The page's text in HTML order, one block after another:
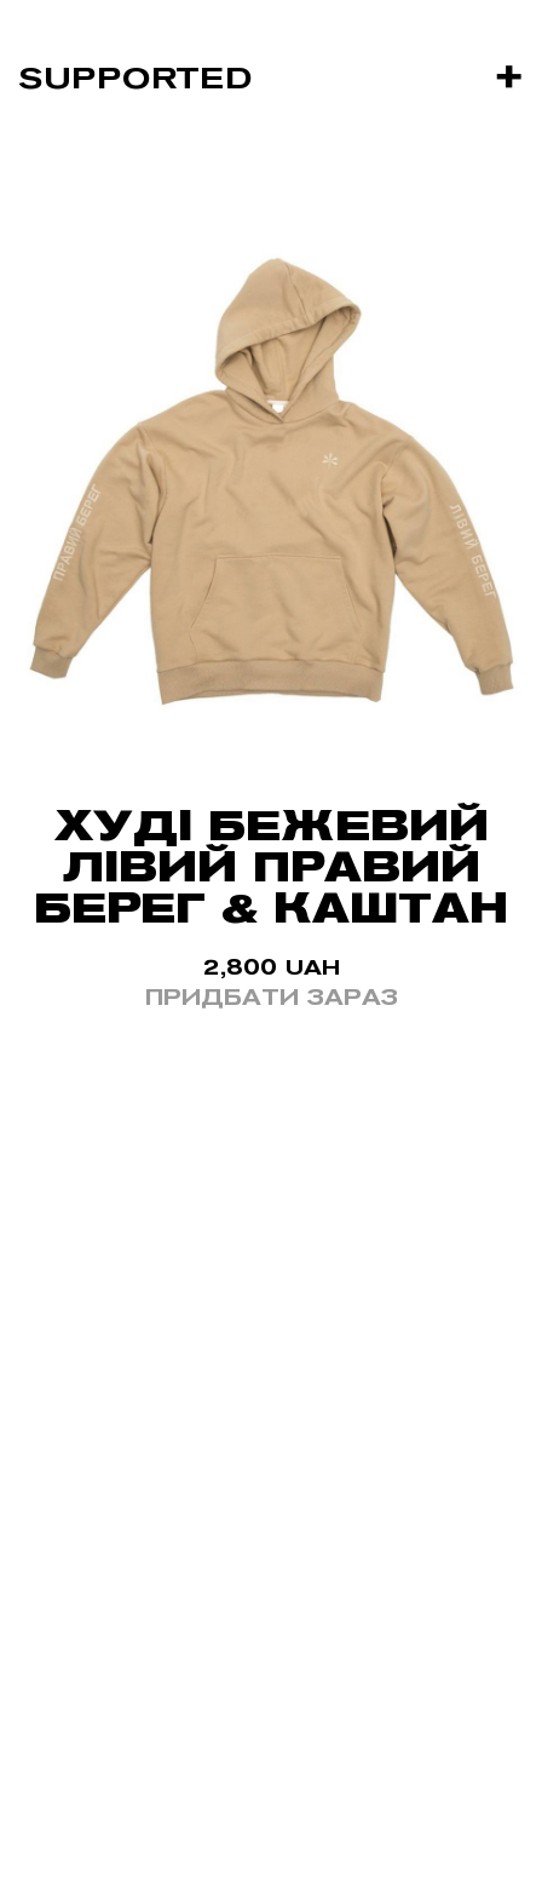
SUPPORTED
ХУДІ БЕЖЕВИЙ
ЛІВИЙ ПРАВИЙ
БЕРЕГ & КАШТАН
2,800 UAH
ПРИДБАТИ ЗАРАЗ